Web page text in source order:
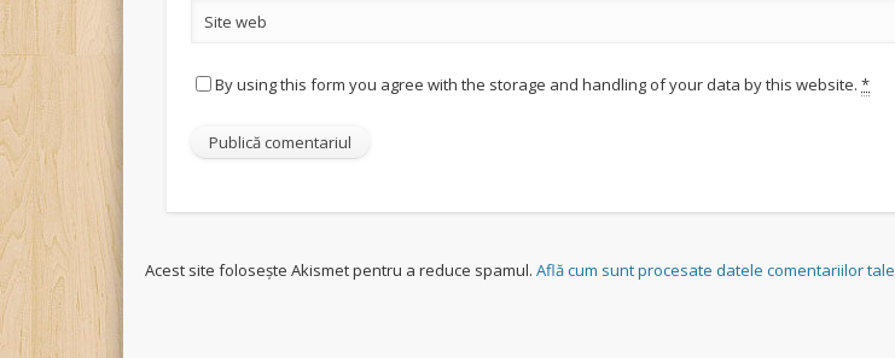
Site web
By using this form you agree with the storage and handling of your data by this website.*
Acest site folosește Akismet pentru a reduce spamul.Află cum sunt procesate datele comentariilor tale